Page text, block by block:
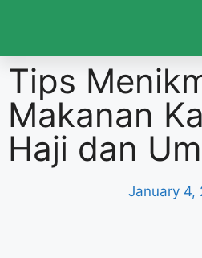
Tips
Makanan
Haji dan
January 4,